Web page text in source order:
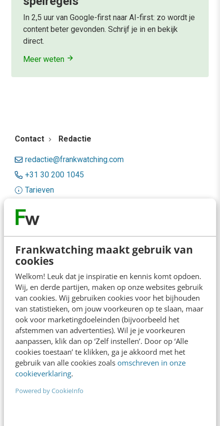
Frankwatching maakt gebruik van
cookies
Welkom! Leuk dat je inspiratie en kennis komt opdoen.
Wij, en derde partijen, maken op onze websites gebruik
van cookies. Wij gebruiken cookies voor het bijhouden
van statistieken, om jouw voorkeuren op te slaan, maar
ook voor marketingdoeleinden (bijvoorbeeld het
afstemmen van advertenties). Wil je je voorkeuren
aanpassen, klik dan op ‘Zelf instellen’. Door op ‘Alle
cookies toestaan’ te klikken, ga je akkoord met het
gebruik van alle cookies zoals omschreven in onze
cookieverklaring.
Powered by CookieInfo
In 2,5 uur van Google-first naar AI-first: zo wordt je
content beter gevonden. Schrijf je in en bekijk
direct.
Meer weten
Contact Redactie
redactie@frankwatching.com
+31 30 200 1045
Tarieven
Frankwatching
Adverteren
Contact
Nieuwsbrieven
Over ons
Ons team
Werken bij
Whitepapers
Blog